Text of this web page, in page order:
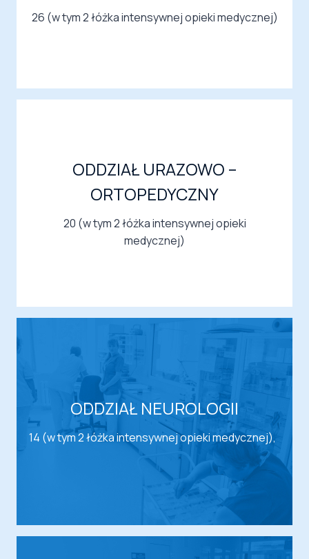
26 (w tym 2 łóżka intensywnej opieki medycznej)
ODDZIAŁ URAZOWO –
ORTOPEDYCZNY
20 (w tym 2 łóżka intensywnej opieki
medycznej)
ODDZIAŁ NEUROLOGII
14 (w tym 2 łóżka intensywnej opieki medycznej),